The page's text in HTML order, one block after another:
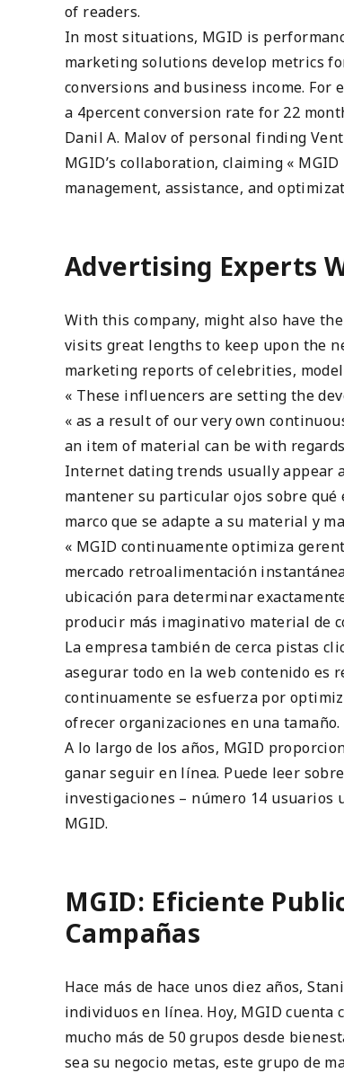
of readers.
In most situations, MGID is
marketing solutions develop metrics
conversions and business income.
a 4percent conversion rate for 22
Danil A. Malov of personal finding
MGID’s collaboration, claiming «
management, assistance, and
Advertising Experts
With this company, might also have
visits great lengths to keep upon the
marketing reports of celebrities,
« These influencers are setting the
« as a result of our very own
an item of material can be with
Internet dating trends usually appear
mantener su particular ojos sobre qué
marco que se adapte a su material y
« MGID continuamente optimiza
mercado retroalimentación
ubicación para determinar
producir más imaginativo material de
La empresa también de cerca pistas
asegurar todo en la web contenido es
continuamente se esfuerza por
ofrecer organizaciones en una tamaño.
A lo largo de los años, MGID
ganar seguir en línea. Puede leer
investigaciones – número 14 usuarios
MGID.
MGID: Eficiente
Campañas
Hace más de hace unos diez años,
individuos en línea. Hoy, MGID
mucho más de 50 grupos desde
sea su negocio metas, este grupo de